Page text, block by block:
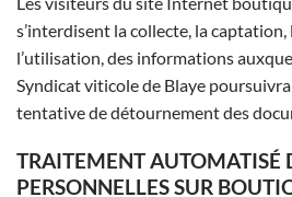
s’interdisent la collecte, la
l’utilisation, des informations
Syndicat viticole de Blaye
tentative de détournement des
TRAITEMENT AUTOMATISÉ
PERSONNELLES SUR